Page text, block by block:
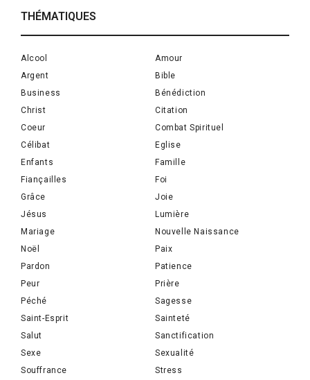
THÉMATIQUES
Alcool
Amour
Argent
Bible
Business
Bénédiction
Christ
Citation
Coeur
Combat Spirituel
Célibat
Eglise
Enfants
Famille
Fiançailles
Foi
Grâce
Joie
Jésus
Lumière
Mariage
Nouvelle Naissance
Noël
Paix
Pardon
Patience
Peur
Prière
Péché
Sagesse
Saint-Esprit
Sainteté
Salut
Sanctification
Sexe
Sexualité
Souffrance
Stress